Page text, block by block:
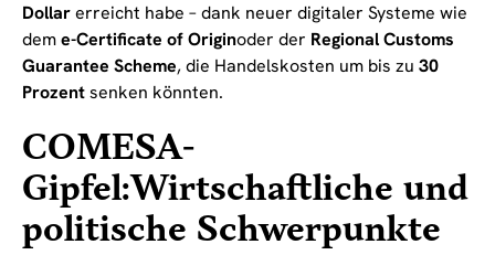
Dollarerreicht habe – dank neuer digitaler Systeme wie
deme-Certificate of Originoder der Regional Customs
Guarantee Scheme, die Handelskosten um bis zu 30
Prozentsenken könnten.
COMESA-
Gipfel:Wirtschaftliche und
politische Schwerpunkte